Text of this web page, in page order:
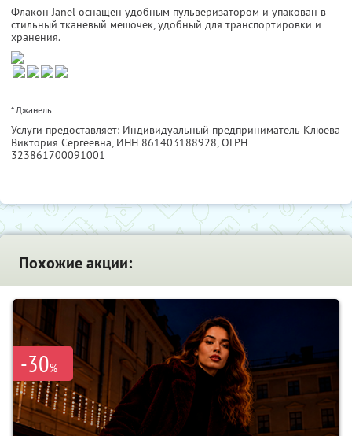
Флакон Janel оснащен удобным пульверизатором и упакован в
стильный тканевый мешочек, удобный для транспортировки и
хранения.
* Джанель
Услуги предоставляет: Индивидуальный предприниматель Клюева
Виктория Сергеевна, ИНН 861403188928, ОГРН
323861700091001
Похожие акции:
-30%